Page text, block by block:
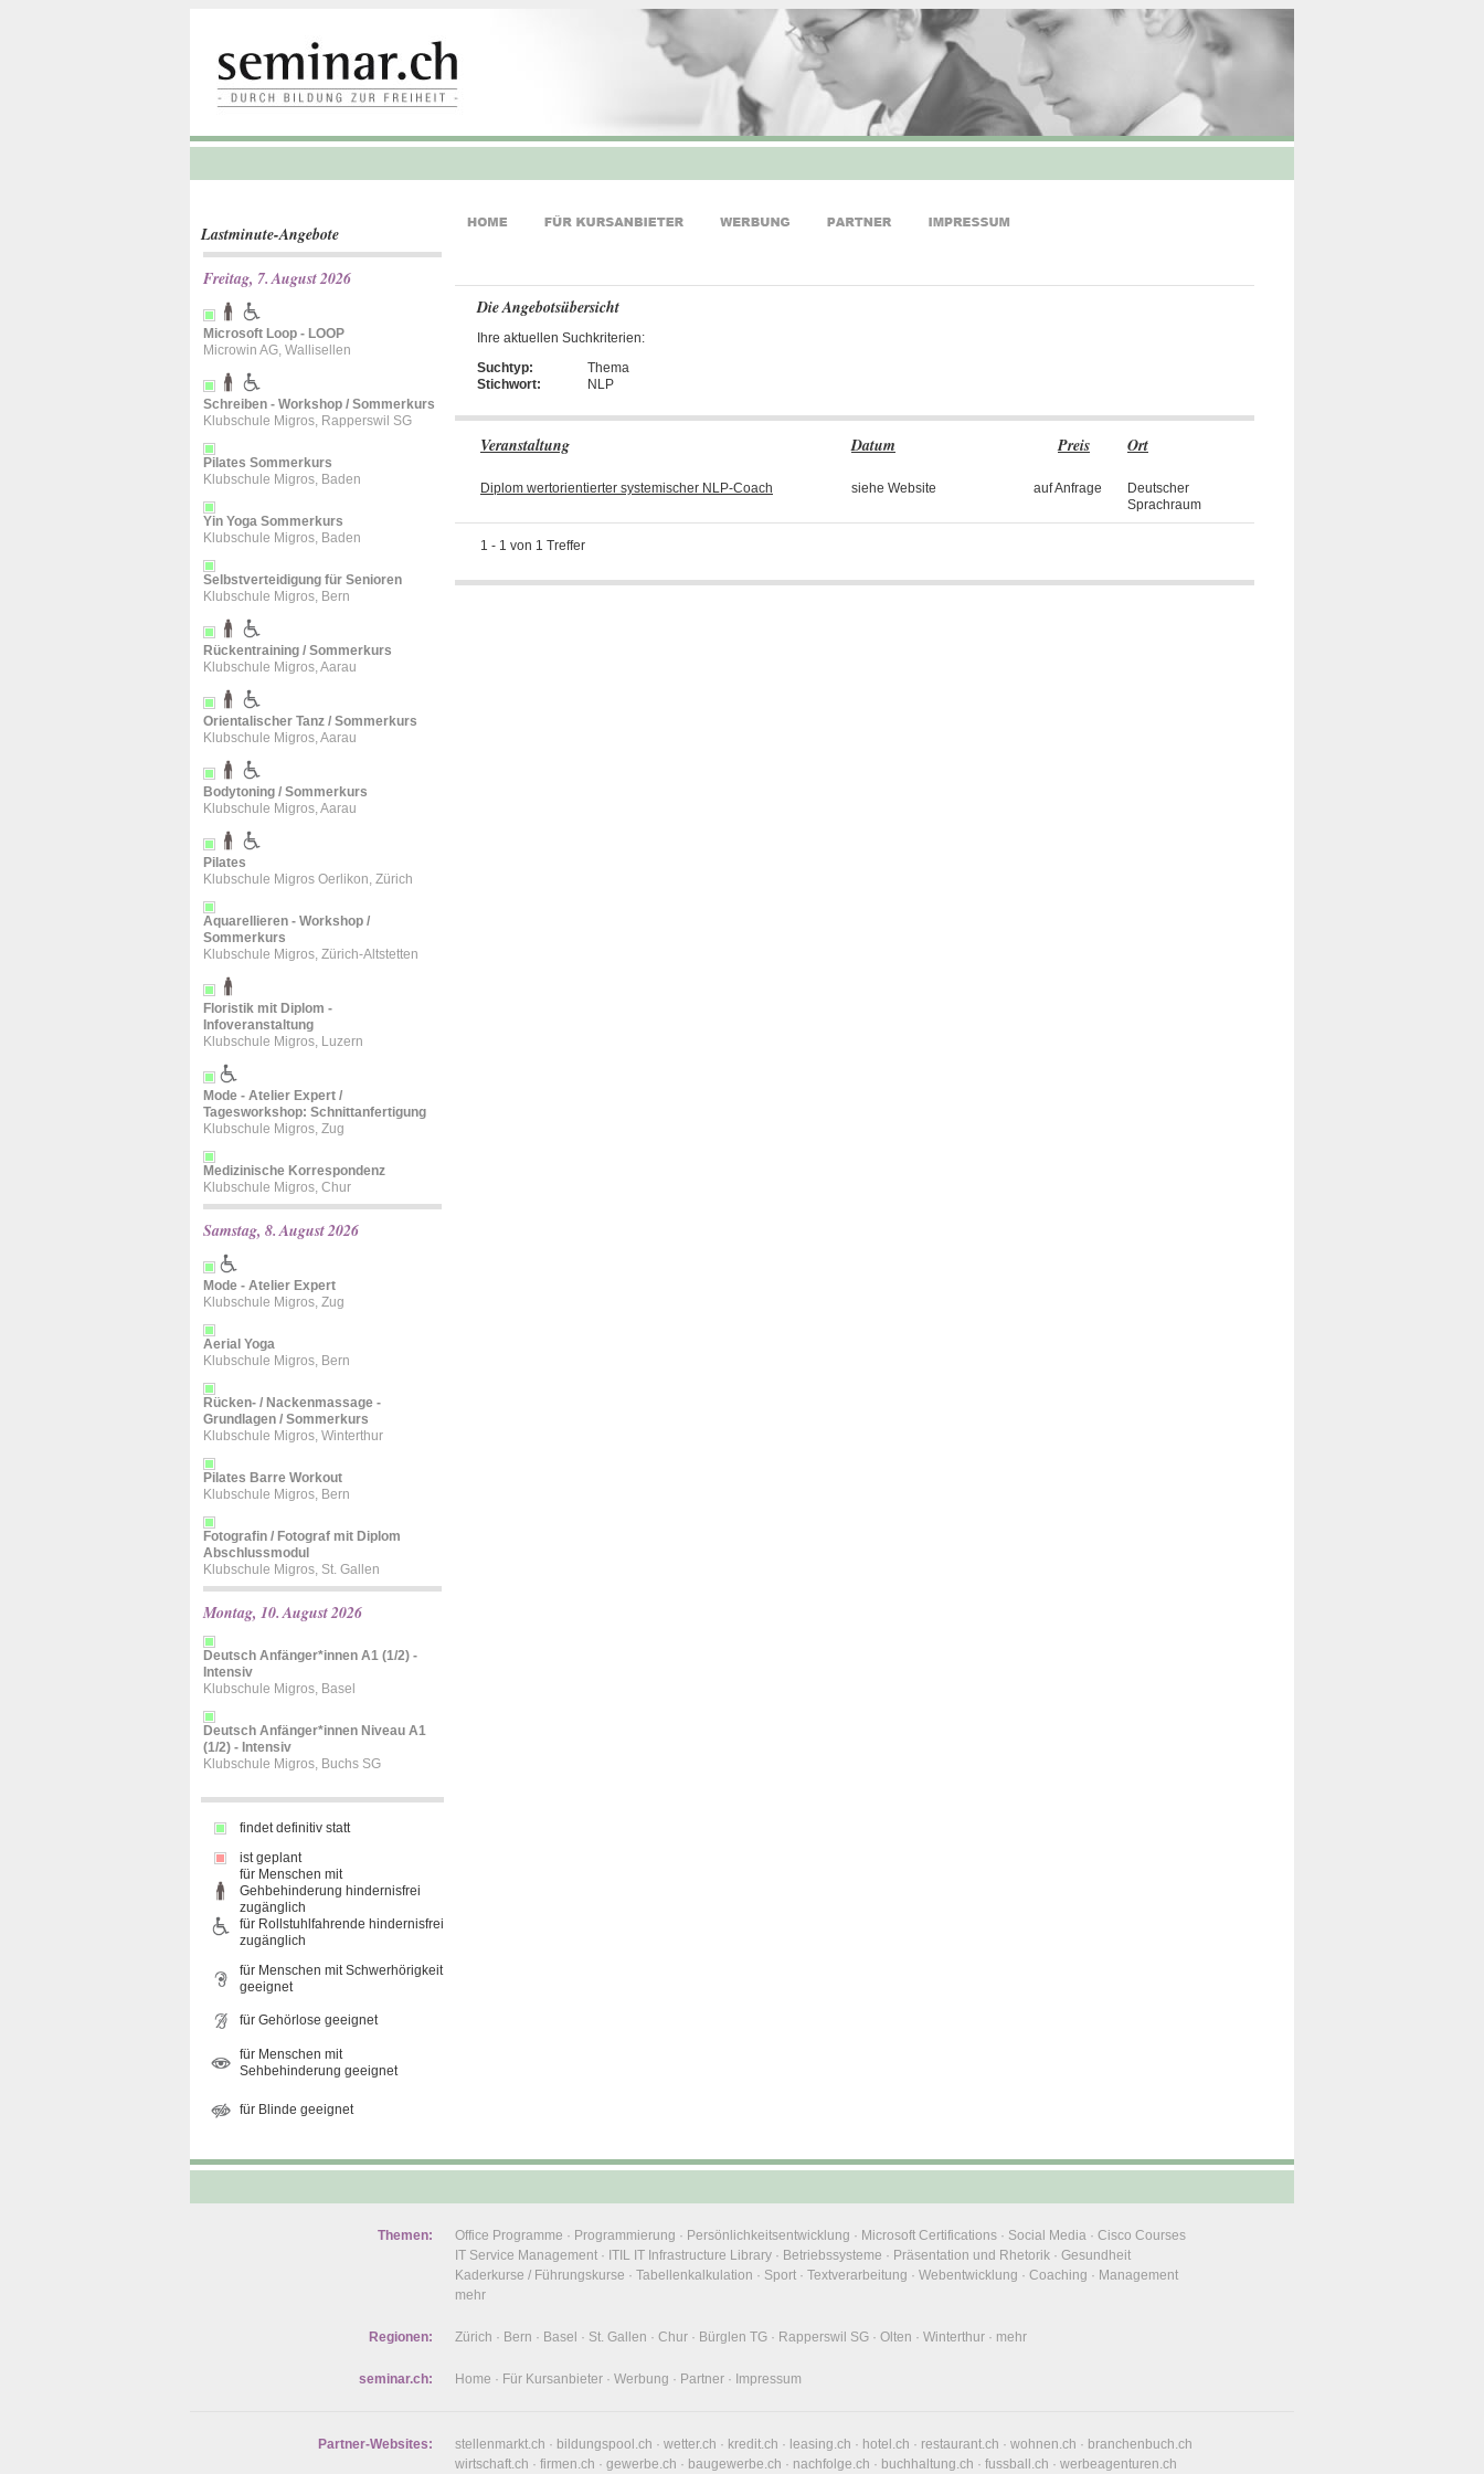
Lastminute-Angebote
Freitag, 7. August 2026
Microsoft Loop - LOOP
Microwin AG, Wallisellen
Schreiben - Workshop / Sommerkurs
Klubschule Migros, Rapperswil SG
Pilates Sommerkurs
Klubschule Migros, Baden
Yin Yoga Sommerkurs
Klubschule Migros, Baden
Selbstverteidigung für Senioren
Klubschule Migros, Bern
Rückentraining / Sommerkurs
Klubschule Migros, Aarau
Orientalischer Tanz / Sommerkurs
Klubschule Migros, Aarau
Bodytoning / Sommerkurs
Klubschule Migros, Aarau
Pilates
Klubschule Migros Oerlikon, Zürich
Aquarellieren - Workshop /
Sommerkurs
Klubschule Migros, Zürich-Altstetten
Floristik mit Diplom -
Infoveranstaltung
Klubschule Migros, Luzern
Mode - Atelier Expert /
Tagesworkshop: Schnittanfertigung
Klubschule Migros, Zug
Medizinische Korrespondenz
Klubschule Migros, Chur
Samstag, 8. August 2026
Mode - Atelier Expert
Klubschule Migros, Zug
Aerial Yoga
Klubschule Migros, Bern
Rücken- / Nackenmassage -
Grundlagen / Sommerkurs
Klubschule Migros, Winterthur
Pilates Barre Workout
Klubschule Migros, Bern
Fotografin / Fotograf mit Diplom
Abschlussmodul
Klubschule Migros, St. Gallen
Montag, 10. August 2026
Deutsch Anfänger*innen A1 (1/2) -
Intensiv
Klubschule Migros, Basel
Deutsch Anfänger*innen Niveau A1
(1/2) - Intensiv
Klubschule Migros, Buchs SG
findet definitiv statt
ist geplant
für Menschen mit
Gehbehinderung hindernisfrei
zugänglich
für Rollstuhlfahrende hindernisfrei
zugänglich
für Menschen mit Schwerhörigkeit
geeignet
für Gehörlose geeignet
für Menschen mit
Sehbehinderung geeignet
für Blinde geeignet
Die Angebotsübersicht
Ihre aktuellen Suchkriterien:
Suchtyp:
Thema
Stichwort:
NLP
Veranstaltung Datum Preis Ort
Diplom wertorientierter systemischer NLP-Coach siehe Website auf Anfrage
Deutscher
Sprachraum
1 - 1 von 1 Treffer
Themen: Office Programme · Programmierung · Persönlichkeitsentwicklung · Microsoft Certifications · Social Media · Cisco Courses
IT Service Management · ITIL IT Infrastructure Library · Betriebssysteme · Präsentation und Rhetorik · Gesundheit
Kaderkurse / Führungskurse · Tabellenkalkulation · Sport · Textverarbeitung · Webentwicklung · Coaching · Management
mehr
Regionen: Zürich · Bern · Basel · St. Gallen · Chur · Bürglen TG · Rapperswil SG · Olten · Winterthur · mehr
seminar.ch: Home · Für Kursanbieter · Werbung · Partner · Impressum
Partner-Websites: stellenmarkt.ch · bildungspool.ch · wetter.ch · kredit.ch · leasing.ch · hotel.ch · restaurant.ch · wohnen.ch · branchenbuch.ch
wirtschaft.ch · firmen.ch · gewerbe.ch · baugewerbe.ch · nachfolge.ch · buchhaltung.ch · fussball.ch · werbeagenturen.ch